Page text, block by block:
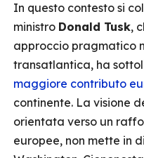
In questo contesto si
ministro Donald Tusk,
approccio pragmatico
transatlantica, ha
maggiore contributo
continente. La visione
orientata verso un
europee, non mette in